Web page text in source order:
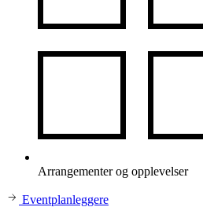
Arrangementer og opplevelser
Eventplanleggere